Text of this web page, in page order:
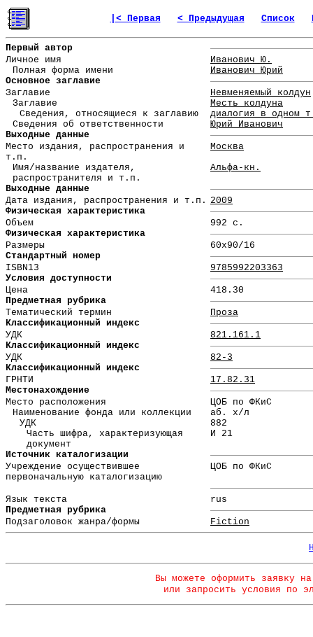
|< Первая < Предыдущая Список
Первый автор
Личное имя
Иванович Ю.
Полная форма имени
Иванович Юрий
Основное заглавие
Заглавие
Невменяемый колдун
Заглавие
Месть колдуна
Сведения, относящиеся к заглавию
диалогия в одном
Сведения об ответственности
Юрий Иванович
Выходные данные
Место издания, распространения и
т.п.
Москва
Имя/название издателя,
распространителя и т.п.
Альфа-кн.
Выходные данные
Дата издания, распространения и т.п. 2009
Физическая характеристика
Объем
992 с.
Физическая характеристика
Размеры
60x90/16
Стандартный номер
ISBN13
9785992203363
Условия доступности
Цена
418.30
Предметная рубрика
Тематический термин
Проза
Классификационный индекс
УДК
821.161.1
Классификационный индекс
УДК
82-3
Классификационный индекс
ГРНТИ
17.82.31
Местонахождение
Место расположения
ЦОБ по ФКиС
Наименование фонда или коллекции
аб. х/л
УДК
882
Часть шифра, характеризующая
документ
И 21
Источник каталогизации
Учреждение осуществившее
первоначальную каталогизацию
ЦОБ по ФКиС
Язык текста
rus
Предметная рубрика
Подзаголовок жанра/формы
Fiction
Вы можете оформить заявку
или запросить условия по